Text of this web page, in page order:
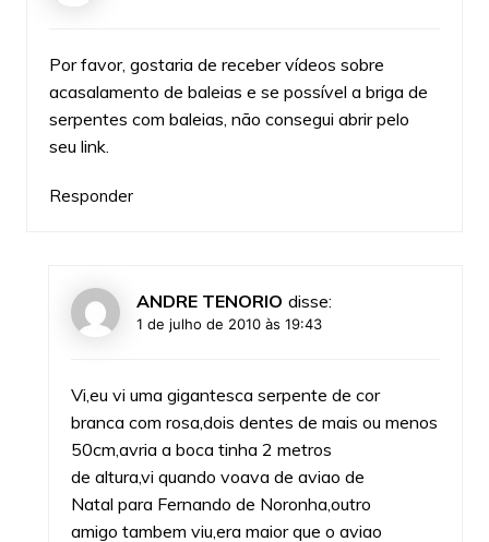
Por favor, gostaria de receber vídeos sobre
acasalamento de baleias e se possível a briga de
serpentes com baleias, não consegui abrir pelo
seu link.
Responder
ANDRE TENORIO disse:
1 de julho de 2010 às 19:43
Vi,eu vi uma gigantesca serpente de cor
branca com rosa,dois dentes de mais ou menos
50cm,avria a boca tinha 2 metros
de altura,vi quando voava de aviao de
Natal para Fernando de Noronha,outro
amigo tambem viu,era maior que o aviao